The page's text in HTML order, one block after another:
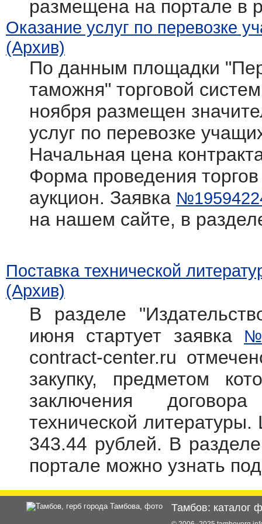
размещена на портале в
Оказание услуг по перевозке
(Архив)
По данным площадки
таможня" торговой
ноября размещен
услуг по перевозке
Начальная цена
Форма проведения
аукцион. Заявка
на нашем сайте, в
Поставка технической
(Архив)
В разделе
июня стартует заявка
contract-center.ru
закупку, предметом
заключения
технической
343.44 рублей. В
портале можно узнать
Тамбов: каталог